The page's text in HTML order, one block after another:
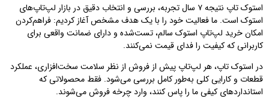
استوک تاپ نتیجه ۷ سال تجربه، بررسی و انتخاب دقیق در بازار لپ‌تاپ‌های
استوک است. ما فعالیت خود را با یک هدف مشخص آغاز کردیم: فراهم‌کردن
امکان خرید لپ‌تاپ استوک سالم، تست‌شده و دارای ضمانت واقعی برای
کاربرانی که کیفیت را فدای قیمت نمی‌کنند.
در استوک تاپ، هر لپ‌تاپ پیش از فروش از نظر سلامت سخت‌افزاری، عملکرد
قطعات و کارایی کلی به‌طور کامل بررسی می‌شود. فقط محصولاتی که
استانداردهای کیفی ما را پاس کنند، وارد چرخه فروش می‌شوند.